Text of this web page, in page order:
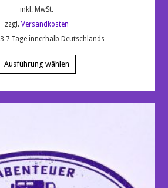
inkl. MwSt.
zzgl. Versandkosten
3-7 Tage innerhalb Deutschlands
Ausführung wählen
weist
auf
der
Produktseite